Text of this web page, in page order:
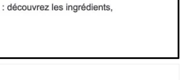
artificielle